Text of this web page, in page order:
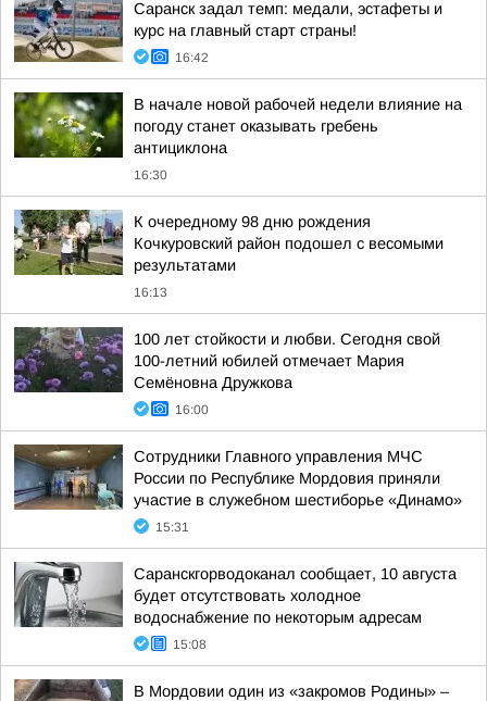
Саранск задал темп: медали, эстафеты и
курс на главный старт страны!
16:42
В начале новой рабочей недели влияние на
погоду станет оказывать гребень
антициклона
16:30
К очередному 98 дню рождения
Кочкуровский район подошел с весомыми
результатами
16:13
100 лет стойкости и любви. Сегодня свой
100-летний юбилей отмечает Мария
Семёновна Дружкова
16:00
Сотрудники Главного управления МЧС
России по Республике Мордовия приняли
участие в служебном шестиборье «Динамо»
15:31
Саранскгорводоканал сообщает, 10 августа
будет отсутствовать холодное
водоснабжение по некоторым адресам
15:08
В Мордовии один из «закромов Родины» –